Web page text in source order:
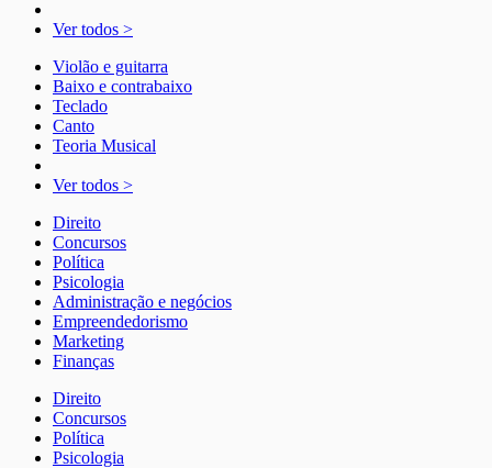
Ver todos >
Violão e guitarra
Baixo e contrabaixo
Teclado
Canto
Teoria Musical
Ver todos >
Direito
Concursos
Política
Psicologia
Administração e negócios
Empreendedorismo
Marketing
Finanças
Direito
Concursos
Política
Psicologia